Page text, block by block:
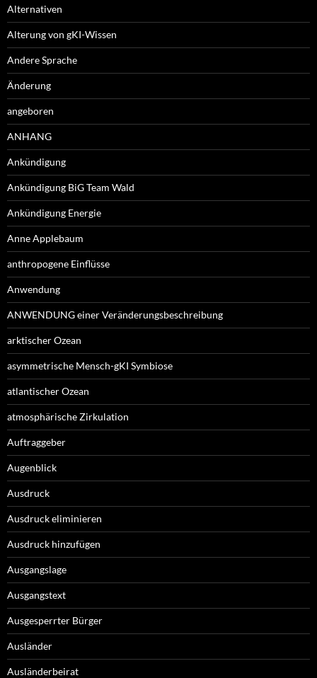
Alternativen
Alterung von gKI-Wissen
Andere Sprache
Änderung
angeboren
ANHANG
Ankündigung
Ankündigung BiG Team Wald
Ankündigung Energie
Anne Applebaum
anthropogene Einflüsse
Anwendung
ANWENDUNG einer Veränderungsbeschreibung
arktischer Ozean
asymmetrische Mensch-gKI Symbiose
atlantischer Ozean
atmosphärische Zirkulation
Auftraggeber
Augenblick
Ausdruck
Ausdruck eliminieren
Ausdruck hinzufügen
Ausgangslage
Ausgangstext
Ausgesperrter Bürger
Ausländer
Ausländerbeirat